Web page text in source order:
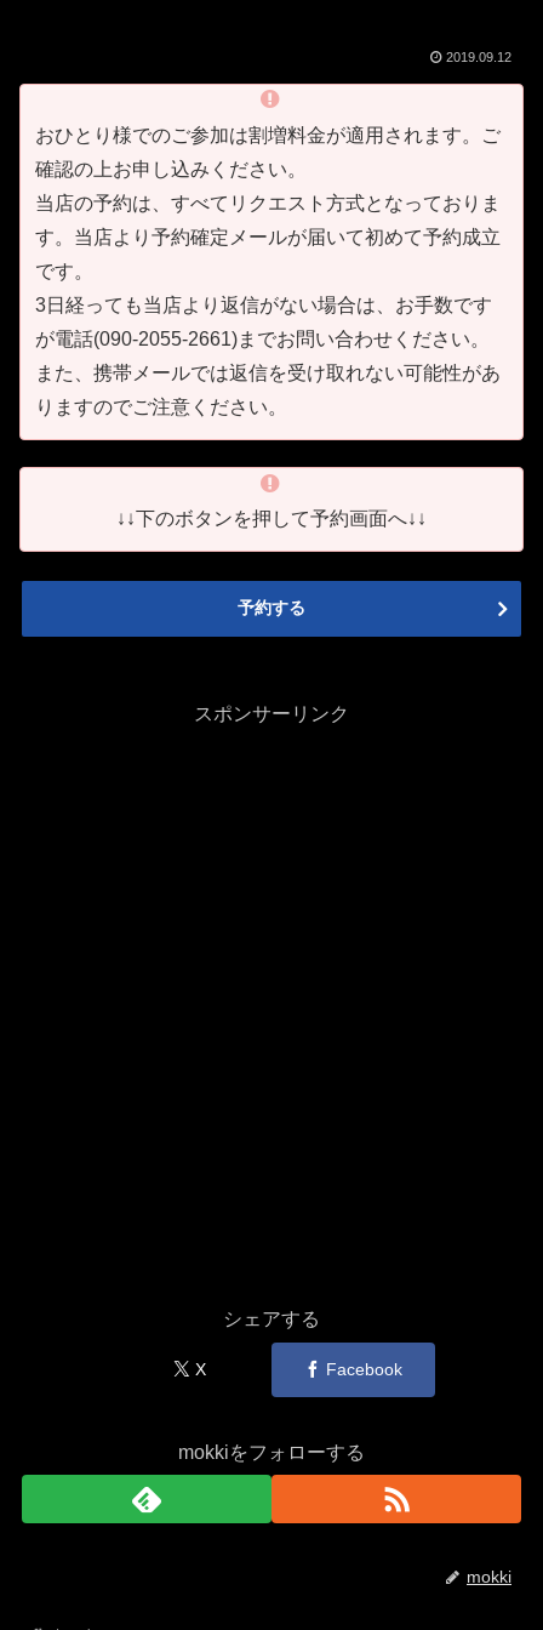
2019.09.12
おひとり様でのご参加は割増料金が適用されます。ご
確認の上お申し込みください。
当店の予約は、すべてリクエスト方式となっておりま
す。当店より予約確定メールが届いて初めて予約成立
です。
3日経っても当店より返信がない場合は、お手数です
が電話(090-2055-2661)までお問い合わせください。
また、携帯メールでは返信を受け取れない可能性があ
りますのでご注意ください。
↓↓下のボタンを押して予約画面へ↓↓
予約する
スポンサーリンク
シェアする
X Facebook
mokkiをフォローする
mokki